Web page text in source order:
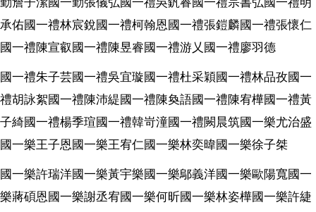
承佑國一禮林宸銳國一禮柯翰恩國一禮張鎧麟國一禮張懷仁
國一禮陳宣叡國一禮陳昱睿國一禮游乂國一禮廖羽德
國一禮朱子芸國一禮吳宜璇國一禮杜采穎國一禮林品孜國一
禮胡詠絮國一禮陳沛緹國一禮陳奐語國一禮陳宥樺國一禮黃
子綺國一禮楊季瑄國一禮韓岢潼國一禮闕晨筑國一樂尤治盛
國一樂王子恩國一樂王宥仁國一樂林奕暐國一樂徐子桀
國一樂許瑞洋國一樂黃宇樂國一樂鄔義洋國一樂歐陽寬國一
樂蔣碩恩國一樂謝丞宥國一樂何昕國一樂林姿樺國一樂許緁